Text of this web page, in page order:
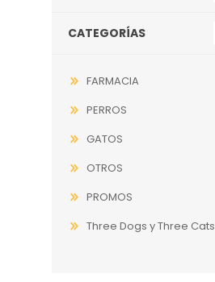
CATEGORÍAS
FARMACIA
PERROS
GATOS
OTROS
PROMOS
Three Dogs y Three Cats